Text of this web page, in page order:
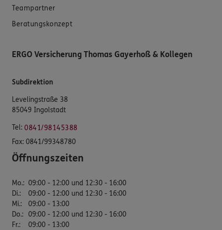
Teampartner
Beratungskonzept
ERGO Versicherung Thomas Gayerhoß & Kollegen
Subdirektion
Levelingstraße 38
85049 Ingolstadt
Tel: 0841/98145388
Fax: 0841/99348780
Öffnungszeiten
Mo.: 09:00 - 12:00 und 12:30 - 16:00
Di.:
09:00 - 12:00 und 12:30 - 16:00
Mi.:
09:00 - 13:00
Do.: 09:00 - 12:00 und 12:30 - 16:00
Fr.:
09:00 - 13:00